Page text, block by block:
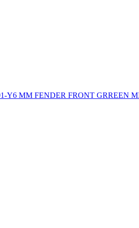
Y6 MM FENDER FRONT GRREEN